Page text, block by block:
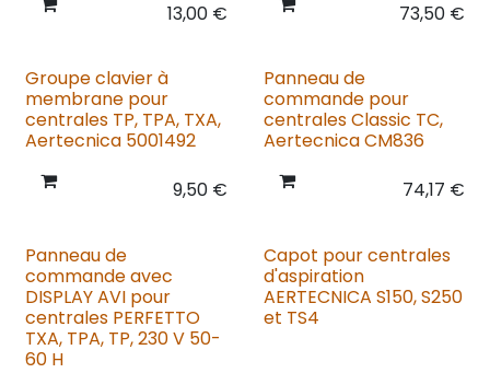
13,00€
73,50 €
Groupe clavier à
membrane pour
centrales TP, TPA, TXA,
Aertecnica 5001492
9,50€
Panneau de
commande pour
centrales Classic TC,
Aertecnica CM836
74,17 €
Panneau de
commande avec
DISPLAY AVI pour
centrales PERFETTO
TXA, TPA, TP, 230 V 50-
60 H
Capot pour centrales
d'aspiration
AERTECNICA S150, S250
et TS4